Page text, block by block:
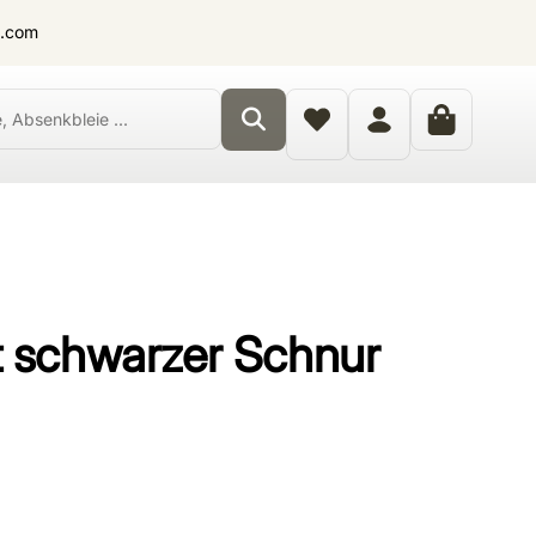
Schnur